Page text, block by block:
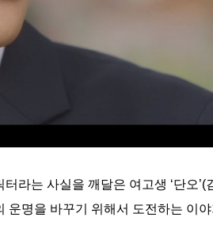
라는 사실을 깨달은 여고생 ‘단오’(
운명을 바꾸기 위해서 도전하는 이